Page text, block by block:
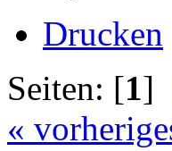
Drucken
Seiten: [1]
«